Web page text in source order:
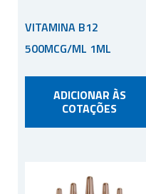
VITAMINA B12
500MCG/ML 1ML
ADICIONAR ÀS
COTAÇÕES